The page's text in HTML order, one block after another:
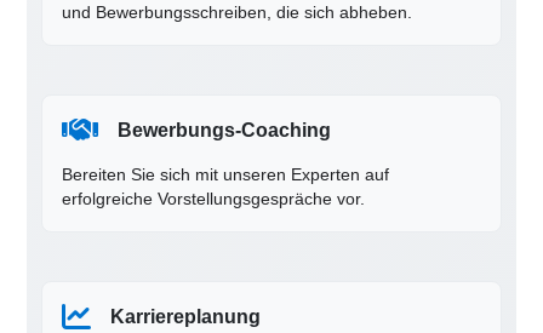
und Bewerbungsschreiben, die sich abheben.
Bewerbungs-Coaching
Bereiten Sie sich mit unseren Experten auf
erfolgreiche Vorstellungsgespräche vor.
Karriereplanung